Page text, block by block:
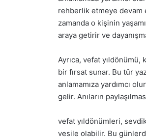
rehberlik etmeye devam
zamanda o kişinin
araya getirir ve
Ayrıca, vefat
bir fırsat sunar. Bu tür
anlamamıza yardımcı
gelir. Anıların
vefat yıldönümleri,
vesile olabilir. Bu